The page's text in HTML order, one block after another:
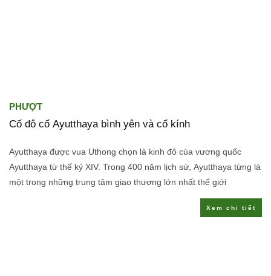
PHƯỢT
Cố đô cổ Ayutthaya bình yên và cổ kính
Ayutthaya được vua Uthong chọn là kinh đô của vương quốc
Ayutthaya từ thế kỷ XIV. Trong 400 năm lịch sử, Ayutthaya từng là
một trong những trung tâm giao thương lớn nhất thế giới
Xem chi tiết